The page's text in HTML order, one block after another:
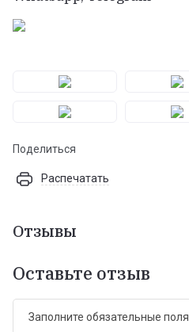
Поделиться
Распечатать
Отзывы
Оставьте отзыв
Заполните обязательные поля